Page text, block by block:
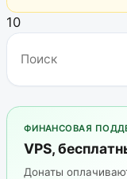
10
ФИНАНСОВАЯ
VPS,
Донаты